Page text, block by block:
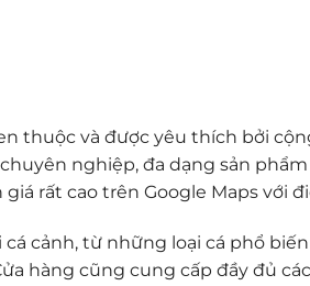
thuộc và được yêu thích bởi
nghiệp, đa dạng sản
rất cao trên Google Maps với
cảnh, từ những loại cá phổ
hàng cũng cung cấp đầy đủ